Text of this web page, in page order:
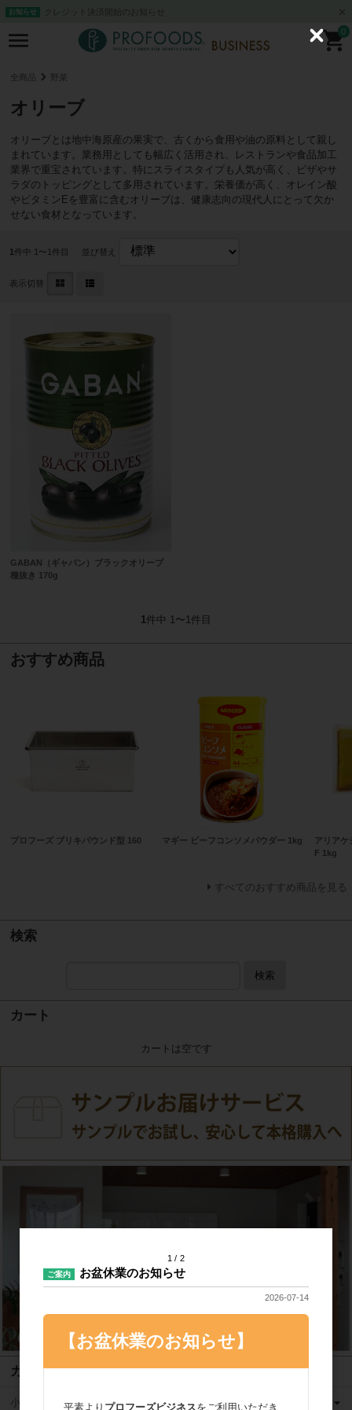
お知らせ クレジット決済開始のお知らせ
0
全商品 野菜
オリーブ
オリーブとは地中海原産の果実で、古くから食用や油の原料として親し
まれています。業務用としても幅広く活用され、レストランや食品加工
業界で重宝されています。特にスライスタイプも人気が高く、ピザやサ
ラダのトッピングとして多用されています。栄養価が高く、オレイン酸
やビタミンEを豊富に含むオリーブは、健康志向の現代人にとって欠か
せない食材となっています。
1 件中 1〜1件目 並び替え
表示切替
GABAN（ギャバン）ブラックオリーブ
種抜き 170g
1件中 1〜1件目
おすすめ商品
プロフーズ ブリキパウンド型 160 マギー ビーフコンソメパウダー 1kg
アリアケ
F 1kg
すべてのおすすめ商品を見る
検索
検索
カート
カートは空です
カテゴリ
小麦粉
1 2
ご案内 お盆休業のお知らせ
2026-07-14
【お盆休業のお知らせ】
平素より プロフーズビジネスをご利用いただき、
C